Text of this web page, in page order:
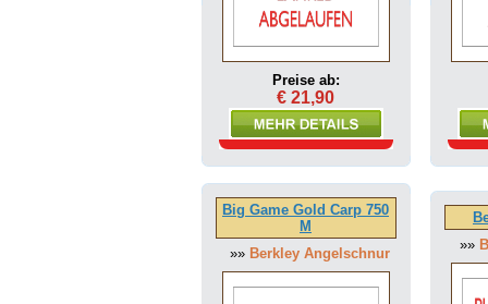
Preise ab:
€ 21,90
Big Game Gold Carp 750
M
»» Berkley Angelschnur
»»